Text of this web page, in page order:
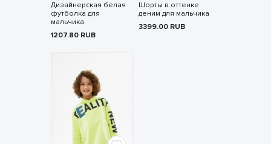
Дизайнерская белая
футболка для
мальчика
1207.80 RUB
Шорты в оттенке
деним для мальчика
3399.00 RUB